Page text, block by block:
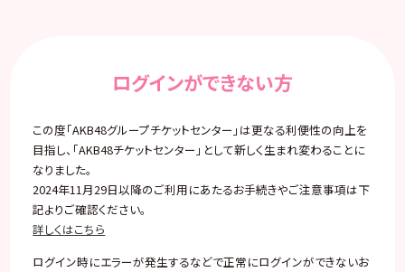
ログインができない方
この度「AKB48グループチケットセンター」は更なる利便性の向上を
目指し、「AKB48チケットセンター」として新しく生まれ変わることに
なりました。
2024年11月29日以降のご利用にあたるお手続きやご注意事項は下
記よりご確認ください。
詳しくはこちら
ログイン時にエラーが発生するなどで正常にログインができないお